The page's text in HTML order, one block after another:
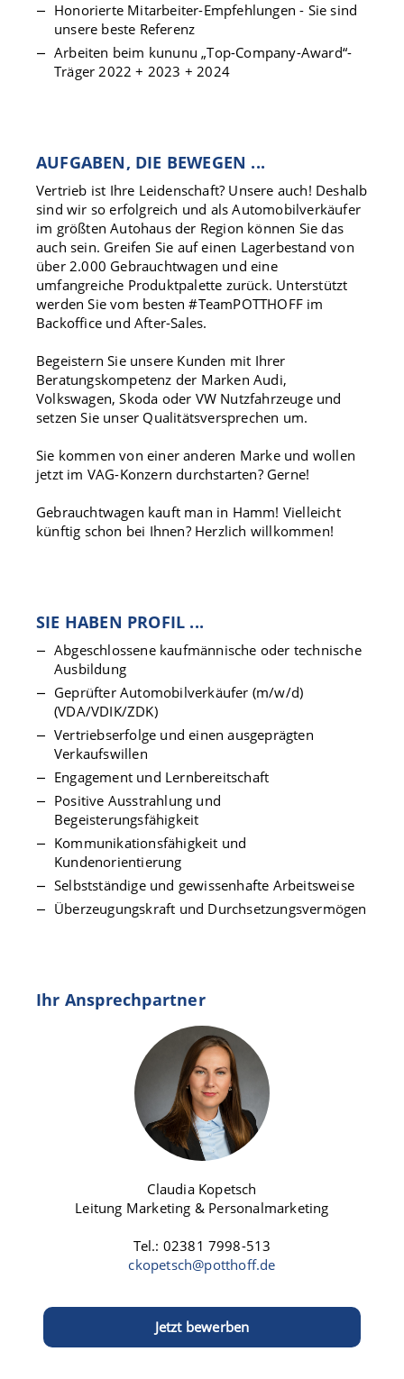
Honorierte Mitarbeiter-Empfehlungen - Sie sind
unsere beste Referenz
Arbeiten beim kununu „Top-Company-Award“-
Träger 2022 + 2023 + 2024
AUFGABEN, DIE BEWEGEN ...
Vertrieb ist Ihre Leidenschaft? Unsere auch! Deshalb
sind wir so erfolgreich und als Automobilverkäufer
im größten Autohaus der Region können Sie das
auch sein. Greifen Sie auf einen Lagerbestand von
über 2.000 Gebrauchtwagen und eine
umfangreiche Produktpalette zurück. Unterstützt
werden Sie vom besten #TeamPOTTHOFF im
Backoffice und After-Sales.
Begeistern Sie unsere Kunden mit Ihrer
Beratungskompetenz der Marken Audi,
Volkswagen, Skoda oder VW Nutzfahrzeuge und
setzen Sie unser Qualitätsversprechen um.
Sie kommen von einer anderen Marke und wollen
jetzt im VAG-Konzern durchstarten? Gerne!
Gebrauchtwagen kauft man in Hamm! Vielleicht
künftig schon bei Ihnen? Herzlich willkommen!
SIE HABEN PROFIL ...
Abgeschlossene kaufmännische oder technische
Ausbildung
Geprüfter Automobilverkäufer (m/w/d)
(VDA/VDIK/ZDK)
Vertriebserfolge und einen ausgeprägten
Verkaufswillen
Engagement und Lernbereitschaft
Positive Ausstrahlung und
Begeisterungsfähigkeit
Kommunikationsfähigkeit und
Kundenorientierung
Selbstständige und gewissenhafte Arbeitsweise
Überzeugungskraft und Durchsetzungsvermögen
Ihr Ansprechpartner
Claudia Kopetsch
Leitung Marketing & Personalmarketing
Tel.: 02381 7998-513
ckopetsch@potthoff.de
Jetzt bewerben